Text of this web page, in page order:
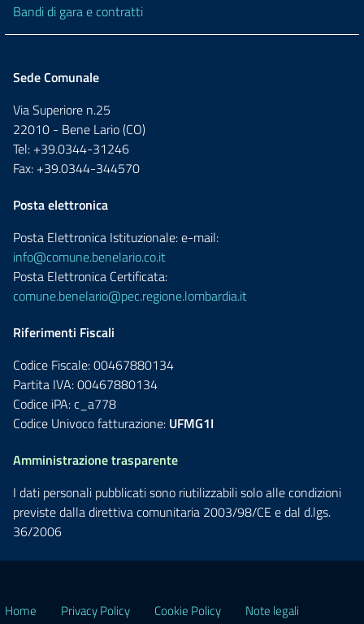
Bandi di gara e contratti
Sede Comunale
Via Superiore n.25
22010 - Bene Lario (CO)
Tel: +39.0344-31246
Fax: +39.0344-344570
Posta elettronica
Posta Elettronica Istituzionale: e-mail:
info@comune.benelario.co.it
Posta Elettronica Certificata:
comune.benelario@pec.regione.lombardia.it
Riferimenti Fiscali
Codice Fiscale: 00467880134
Partita IVA: 00467880134
Codice iPA: c_a778
Codice Univoco fatturazione: UFMG1I
Amministrazione trasparente
I dati personali pubblicati sono riutilizzabili solo alle condizioni
previste dalla direttiva comunitaria 2003/98/CE e dal d.lgs.
36/2006
Home Privacy Policy Cookie Policy Note legali